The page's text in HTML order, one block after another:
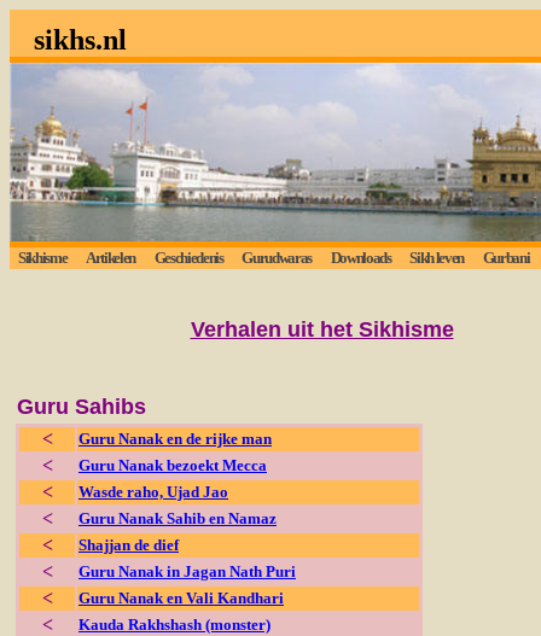
sikhs.nl
Sikhisme Artikelen Geschiedenis Gurudwaras Downloads Sikh leven Gurbani
Verhalen uit het Sikhisme
Guru Sahibs
< Guru Nanak en de rijke man
< Guru Nanak bezoekt Mecca
< Wasde raho, Ujad Jao
< Guru Nanak Sahib en Namaz
< Shajjan de dief
< Guru Nanak in Jagan Nath Puri
< Guru Nanak en Vali Kandhari
< Kauda Rakhshash (monster)